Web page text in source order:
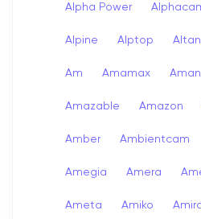
Alpha Power
Alpine Alptop Altan
Am Amamax
Amazable Amazon
Amber Ambientcam
Amegia Amera
Ameta Amiko